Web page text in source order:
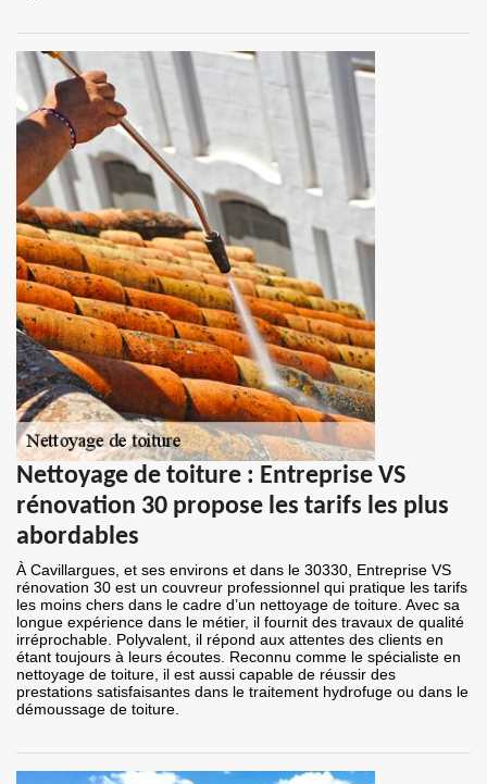
Nettoyage de toiture : Entreprise VS
rénovation 30 propose les tarifs les plus
abordables
À Cavillargues, et ses environs et dans le 30330, Entreprise VS
rénovation 30 est un couvreur professionnel qui pratique les tarifs
les moins chers dans le cadre d’un nettoyage de toiture. Avec sa
longue expérience dans le métier, il fournit des travaux de qualité
irréprochable. Polyvalent, il répond aux attentes des clients en
étant toujours à leurs écoutes. Reconnu comme le spécialiste en
nettoyage de toiture, il est aussi capable de réussir des
prestations satisfaisantes dans le traitement hydrofuge ou dans le
démoussage de toiture.